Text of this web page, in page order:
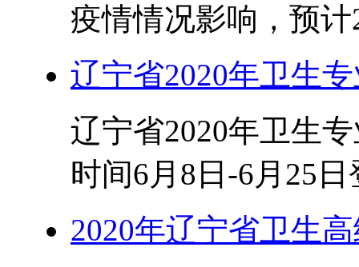
疫情情况影响，预
辽宁省2020年卫生
辽宁省2020年卫生
时间6月8日-6月25
2020年辽宁省卫生